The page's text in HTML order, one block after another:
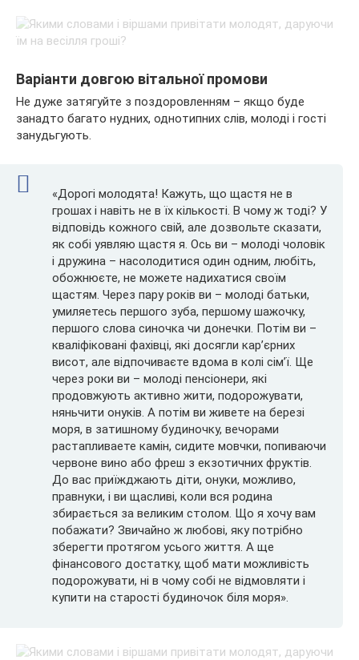
Варіанти довгою вітальної промови
Не дуже затягуйте з поздоровленням – якщо буде
занадто багато нудних, однотипних слів, молоді і гості
занудьгують.
«Дорогі молодята! Кажуть, що щастя не в
грошах і навіть не в їх кількості. В чому ж тоді? У
відповідь кожного свій, але дозвольте сказати,
як собі уявляю щастя я. Ось ви – молоді чоловік
і дружина – насолодитися один одним, любіть,
обожнюєте, не можете надихатися своїм
щастям. Через пару років ви – молоді батьки,
умиляетесь першого зуба, першому шажочку,
першого слова синочка чи донечки. Потім ви –
кваліфіковані фахівці, які досягли кар’єрних
висот, але відпочиваєте вдома в колі сім’ї. Ще
через роки ви – молоді пенсіонери, які
продовжують активно жити, подорожувати,
няньчити онуків. А потім ви живете на березі
моря, в затишному будиночку, вечорами
растапливаете камін, сидите мовчки, попиваючи
червоне вино або фреш з екзотичних фруктів.
До вас приїжджають діти, онуки, можливо,
правнуки, і ви щасливі, коли вся родина
збирається за великим столом. Що я хочу вам
побажати? Звичайно ж любові, яку потрібно
зберегти протягом усього життя. А ще
фінансового достатку, щоб мати можливість
подорожувати, ні в чому собі не відмовляти і
купити на старості будиночок біля моря».